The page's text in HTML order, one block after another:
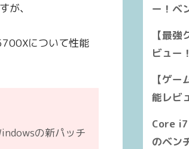
が、
について性能
の新パッチ
ー！ベ
【最
ビュー
【ゲ
能レビ
Core
のベン